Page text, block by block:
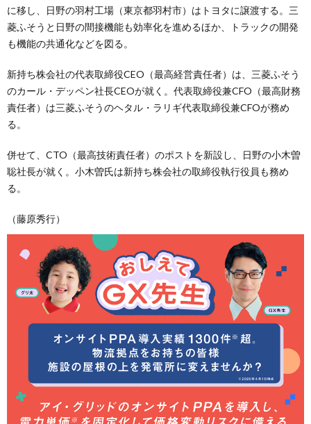
に移し、日野の羽村工場（東京都羽村市）はトヨタに譲渡する。三
菱ふそうと日野の間接機能も効率化を進めるほか、トラックの開発
も機能の共通化などを図る。
新持ち株会社の代表取締役CEO（最高経営責任者）は、三菱ふそう
のカール・デッペン社長CEOが就く。代表取締役兼CFO（最高財務
責任者）は三菱ふそうのヘタル・ラリギ代表取締役兼CFOが務め
る。
併せて、CTO（最高技術責任者）のポストを新設し、日野の小木曽
聡社長が就く。小木曽氏は新持ち株会社の取締役執行役員も務め
る。
（藤原秀行）